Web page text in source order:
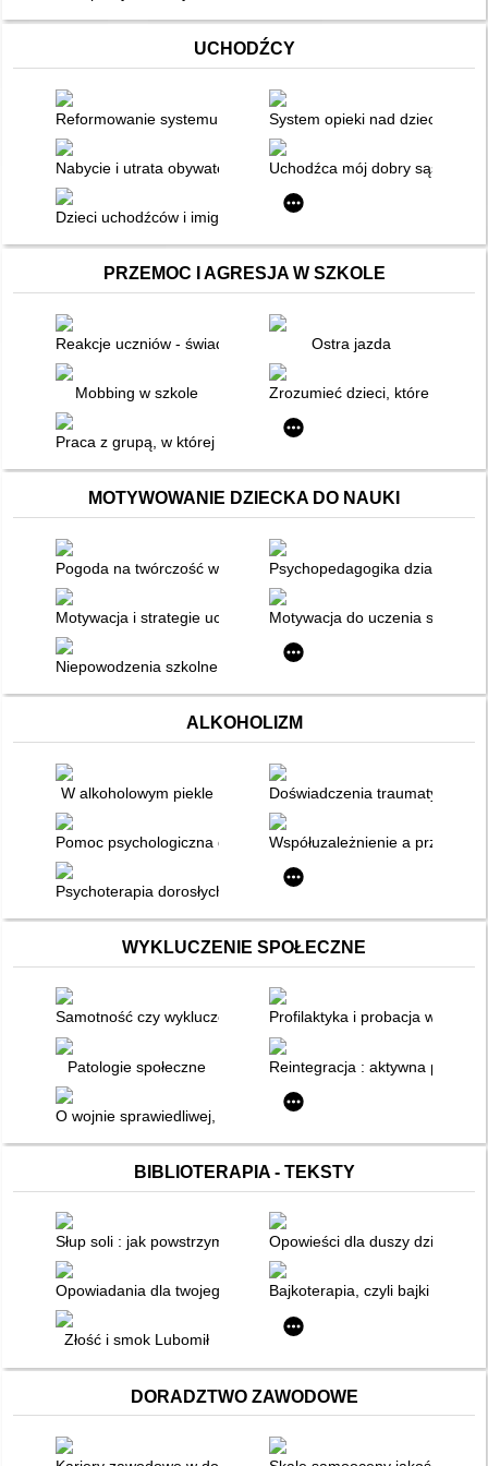
UCHODŹCY
Reformowanie systemu pomocy rodzinie i dziecku na Ukrainie
System opieki nad dzieckiem
Nabycie i utrata obywatelstwa polskiego przez dziecko
Uchodźca mój dobry sąsiad
Dzieci uchodźców i imigrantów w polskiej szkole
PRZEMOC I AGRESJA W SZKOLE
Reakcje uczniów - świadków przemocy wobec
Ostra jazda
Mobbing w szkole Zrozumieć dzieci, które
Praca z grupą, w której pojawia się zjawisko przemocy
MOTYWOWANIE DZIECKA DO NAUKI
Pogoda na twórczość w szkole Psychopedagogika działań
Motywacja i strategie uczenia się uczniów szkoły
Motywacja do uczenia się -
Niepowodzenia szkolne przyczyną niskiej motywacji do nauki
ALKOHOLIZM
W alkoholowym piekle Doświadczenia traumatyczne
Pomoc psychologiczna dzieciom z rodzin alkoholowych :
Współuzależnienie a przemoc
Psychoterapia dorosłych dzieci alkoholików : strategie,
WYKLUCZENIE SPOŁECZNE
Samotność czy wykluczenie społeczne osób starszych?
Profilaktyka i probacja w
Patologie społeczne Reintegracja : aktywna polityka
O wojnie sprawiedliwej, czyli w jaki sposób sprzeciwiac się
BIBLIOTERAPIA - TEKSTY
Słup soli : jak powstrzymać szkolnych dręczycieli
Opowieści dla duszy dziecięcej
Opowiadania dla twojego dziecka. Część 1Bajkoterapia, czyli bajki -
Złość i smok Lubomił
DORADZTWO ZAWODOWE